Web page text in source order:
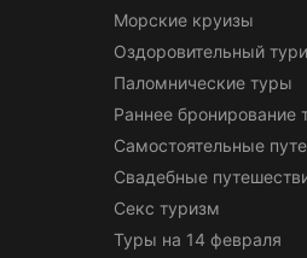
Морские круизы
Оздоровительный
Паломнические туры
Раннее бронирование
Самостоятельные
Свадебные
Секс туризм
Туры на 14 февраля